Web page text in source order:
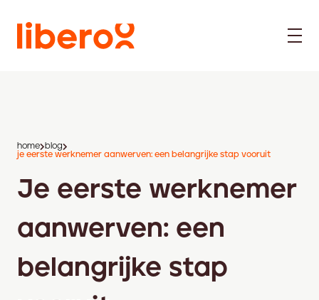
home
blog
je eerste werknemer aanwerven: een belangrijke stap vooruit
Je eerste werknemer
aanwerven: een
belangrijke stap